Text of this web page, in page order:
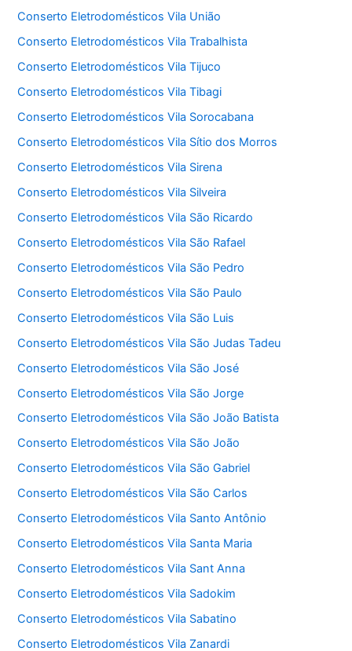
Conserto Eletrodomésticos Vila União
Conserto Eletrodomésticos Vila Trabalhista
Conserto Eletrodomésticos Vila Tijuco
Conserto Eletrodomésticos Vila Tibagi
Conserto Eletrodomésticos Vila Sorocabana
Conserto Eletrodomésticos Vila Sítio dos Morros
Conserto Eletrodomésticos Vila Sirena
Conserto Eletrodomésticos Vila Silveira
Conserto Eletrodomésticos Vila São Ricardo
Conserto Eletrodomésticos Vila São Rafael
Conserto Eletrodomésticos Vila São Pedro
Conserto Eletrodomésticos Vila São Paulo
Conserto Eletrodomésticos Vila São Luis
Conserto Eletrodomésticos Vila São Judas Tadeu
Conserto Eletrodomésticos Vila São José
Conserto Eletrodomésticos Vila São Jorge
Conserto Eletrodomésticos Vila São João Batista
Conserto Eletrodomésticos Vila São João
Conserto Eletrodomésticos Vila São Gabriel
Conserto Eletrodomésticos Vila São Carlos
Conserto Eletrodomésticos Vila Santo Antônio
Conserto Eletrodomésticos Vila Santa Maria
Conserto Eletrodomésticos Vila Sant Anna
Conserto Eletrodomésticos Vila Sadokim
Conserto Eletrodomésticos Vila Sabatino
Conserto Eletrodomésticos Vila Zanardi